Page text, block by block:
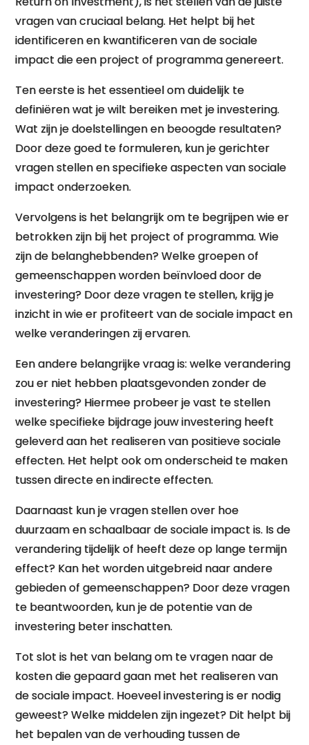
vragen van cruciaal belang. Het helpt bij het
identificeren en kwantificeren van de sociale
impact die een project of programma genereert.
Ten eerste is het essentieel om duidelijk te
definiëren wat je wilt bereiken met je investering.
Wat zijn je doelstellingen en beoogde resultaten?
Door deze goed te formuleren, kun je gerichter
vragen stellen en specifieke aspecten van sociale
impact onderzoeken.
Vervolgens is het belangrijk om te begrijpen wie er
betrokken zijn bij het project of programma. Wie
zijn de belanghebbenden? Welke groepen of
gemeenschappen worden beïnvloed door de
investering? Door deze vragen te stellen, krijg je
inzicht in wie er profiteert van de sociale impact en
welke veranderingen zij ervaren.
Een andere belangrijke vraag is: welke verandering
zou er niet hebben plaatsgevonden zonder de
investering? Hiermee probeer je vast te stellen
welke specifieke bijdrage jouw investering heeft
geleverd aan het realiseren van positieve sociale
effecten. Het helpt ook om onderscheid te maken
tussen directe en indirecte effecten.
Daarnaast kun je vragen stellen over hoe
duurzaam en schaalbaar de sociale impact is. Is de
verandering tijdelijk of heeft deze op lange termijn
effect? Kan het worden uitgebreid naar andere
gebieden of gemeenschappen? Door deze vragen
te beantwoorden, kun je de potentie van de
investering beter inschatten.
Tot slot is het van belang om te vragen naar de
kosten die gepaard gaan met het realiseren van
de sociale impact. Hoeveel investering is er nodig
geweest? Welke middelen zijn ingezet? Dit helpt bij
het bepalen van de verhouding tussen de